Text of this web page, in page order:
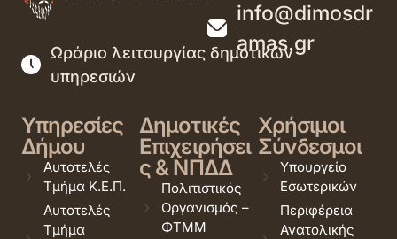
info@dimosdr
amas.gr
Ωράριο λειτουργίας δημοτικών
υπηρεσιών
Υπηρεσίες
Δήμου
Αυτοτελές
Τμήμα Κ.Ε.Π.
Αυτοτελές
Τμήμα
Δημοτικές
Επιχειρήσει
ς & ΝΠΔΔ
Πολιτιστικός
Οργανισμός –
ΦΤΜΜ
Χρήσιμοι
Σύνδεσμοι
Υπουργείο
Εσωτερικών
Περιφέρεια
Ανατολικής